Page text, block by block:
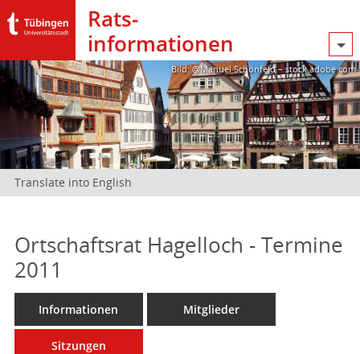
Rats­
informationen
Bild: @Manuel Schönfeld – stock.adobe.com
Translate into English
Ortschaftsrat Hagelloch - Termine
2011
Informationen Mitglieder
Sitzungen